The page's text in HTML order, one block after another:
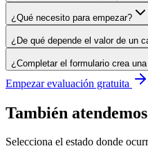
¿Qué necesito para empezar?
¿De qué depende el valor de un
¿Completar el formulario crea
Empezar evaluación gratuita
También
Selecciona el estado donde